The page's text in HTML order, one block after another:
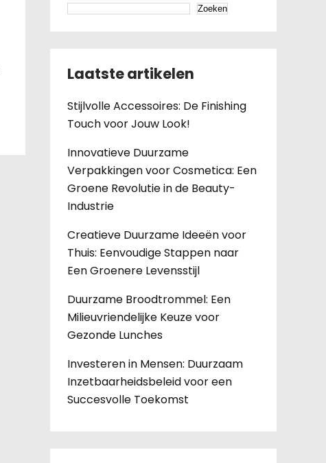
Zoeken
Laatste artikelen
Stijlvolle Accessoires: De Finishing
Touch voor Jouw Look!
Innovatieve Duurzame
Verpakkingen voor Cosmetica: Een
Groene Revolutie in de Beauty-
Industrie
Creatieve Duurzame Ideeën voor
Thuis: Eenvoudige Stappen naar
Een Groenere Levensstijl
Duurzame Broodtrommel: Een
Milieuvriendelijke Keuze voor
Gezonde Lunches
Investeren in Mensen: Duurzaam
Inzetbaarheidsbeleid voor een
Succesvolle Toekomst